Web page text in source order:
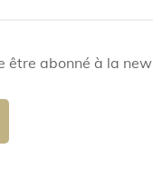
être abonné à la